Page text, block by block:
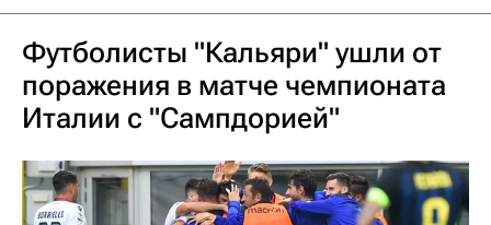
Футболисты "Кальяри" ушли от
поражения в матче чемпионата
Италии с "Сампдорией"